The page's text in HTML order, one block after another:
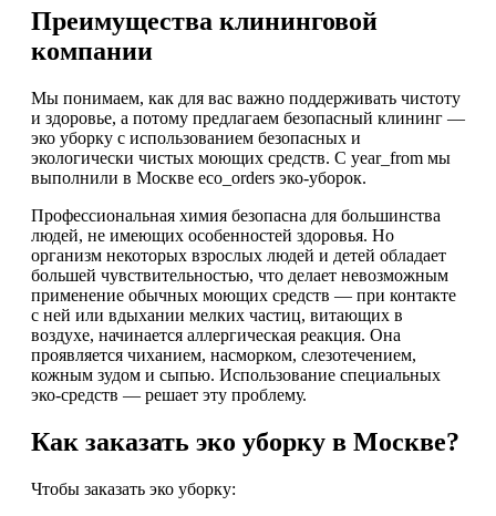
Преимущества клининговой
компании
Мы понимаем, как для вас важно поддерживать чистоту
и здоровье, а потому предлагаем безопасный клининг —
эко уборку с использованием безопасных и
экологически чистых моющих средств. С year_from мы
выполнили в Москве eco_orders эко-уборок.
Профессиональная химия безопасна для большинства
людей, не имеющих особенностей здоровья. Но
организм некоторых взрослых людей и детей обладает
большей чувствительностью, что делает невозможным
применение обычных моющих средств — при контакте
с ней или вдыхании мелких частиц, витающих в
воздухе, начинается аллергическая реакция. Она
проявляется чиханием, насморком, слезотечением,
кожным зудом и сыпью. Использование специальных
эко-средств — решает эту проблему.
Как заказать эко уборку в Москве?
Чтобы заказать эко уборку: